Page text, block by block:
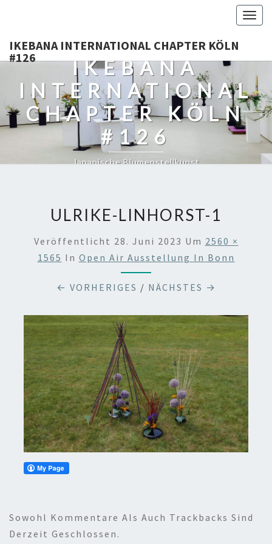
IKEBANA INTERNATIONAL CHAPTER KÖLN
#126
IKEBANA
INTERNATIONAL
CHAPTER KÖLN
#126
Japanische Blumenstellkunst
ULRIKE-LINHORST-1
Veröffentlicht 28. Juni 2023 Um 2560 ×
1565 In Open Air Ausstellung In Bonn
← VORHERIGES / NÄCHSTES →
Sowohl Kommentare Als Auch Trackbacks Sind
Derzeit Geschlossen.